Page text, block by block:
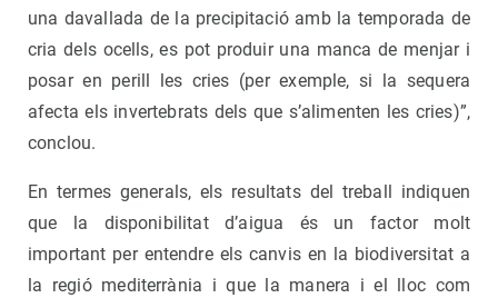
una davallada de la precipitació amb la temporada de
cria dels ocells, es pot produir una manca de menjar i
posar en perill les cries (per exemple, si la sequera
afecta els invertebrats dels que s’alimenten les cries)”,
conclou.
En termes generals, els resultats del treball indiquen
que la disponibilitat d’aigua és un factor molt
important per entendre els canvis en la biodiversitat a
la regió mediterrània i que la manera i el lloc com